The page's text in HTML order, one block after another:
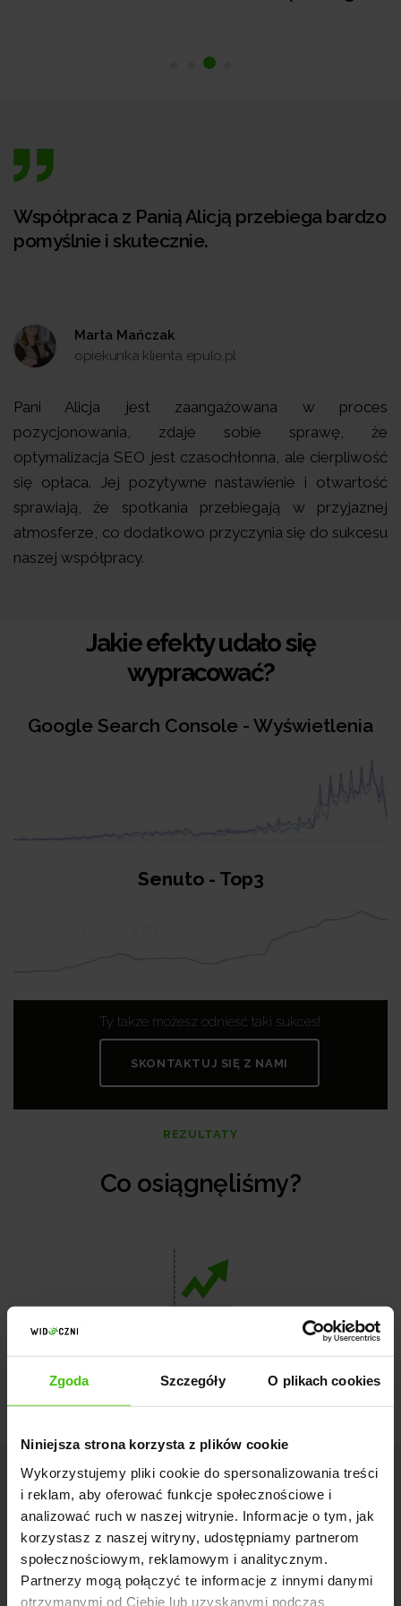
Zgoda Szczegóły O plikach cookies
Niniejsza strona korzysta z plików cookie
Wykorzystujemy pliki cookie do spersonalizowania treści
i reklam, aby oferować funkcje społecznościowe i
analizować ruch w naszej witrynie. Informacje o tym, jak
korzystasz z naszej witryny, udostępniamy partnerom
społecznościowym, reklamowym i analitycznym.
Partnerzy mogą połączyć te informacje z innymi danymi
otrzymanymi od Ciebie lub uzyskanymi podczas
Współpraca z Panią Alicją przebiega bardzo
pomyślnie i skutecznie.
Marta Mańczak
opiekunka klienta epulo.pl
Pani Alicja jest zaangażowana w proces
pozycjonowania, zdaje sobie sprawę, że
optymalizacja SEO jest czasochłonna, ale cierpliwość
się opłaca. Jej pozytywne nastawienie i otwartość
sprawiają, że spotkania przebiegają w przyjaznej
atmosferze, co dodatkowo przyczynia się do sukcesu
naszej współpracy.
Jakie efekty udało się
wypracować?
Google Search Console - Wyświetlenia
Senuto - Top3
Ty także możesz odnieść taki sukces!
SKONTAKTUJ SIĘ Z NAMI
REZULTATY
Co osiągnęliśmy?
Jestem zadowolona z wyników, które udało
nam się uzyskać w ciągu pierwszego roku